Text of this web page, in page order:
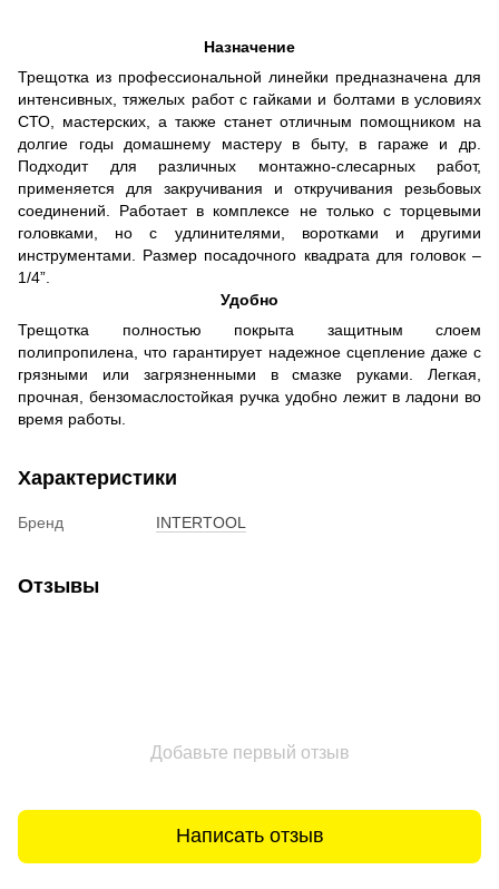
Назначение
Трещотка из профессиональной линейки предназначена для
интенсивных, тяжелых работ с гайками и болтами в условиях
СТО, мастерских, а также станет отличным помощником на
долгие годы домашнему мастеру в быту, в гараже и др.
Подходит для различных монтажно-слесарных работ,
применяется для закручивания и откручивания резьбовых
соединений. Работает в комплексе не только с торцевыми
головками, но с удлинителями, воротками и другими
инструментами. Размер посадочного квадрата для головок –
1/4”.
Удобно
Трещотка полностью покрыта защитным слоем
полипропилена, что гарантирует надежное сцепление даже с
грязными или загрязненными в смазке руками. Легкая,
прочная, бензомаслостойкая ручка удобно лежит в ладони во
время работы.
Характеристики
Бренд INTERTOOL
Отзывы
Добавьте первый отзыв
Написать отзыв